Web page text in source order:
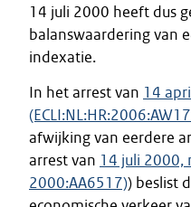
14 juli 2000 heeft dus
balanswaardering van
indexatie.
In het arrest van 14
afwijking van eerdere
arrest van 14 juli 2000,
2000:AA6517)) beslist